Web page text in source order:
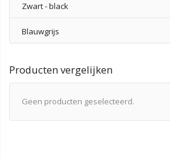
Zwart - black
Blauwgrijs
Producten vergelijken
Geen producten geselecteerd.